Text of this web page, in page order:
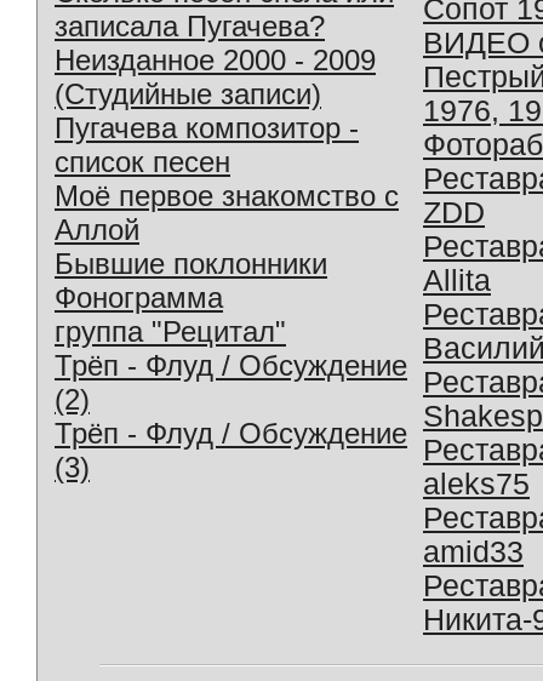
записала Пугачева?
Неизданное 2000 - 2009
(Студийные записи)
Пугачева композитор -
список песен
Моё первое знакомство с
Аллой
Бывшие поклонники
Фонограмма
группа "Рецитал"
Трёп - Флуд / Обсуждение
(2)
Трёп - Флуд / Обсуждение
(3)
Сопот
ВИДЕО
1976,
ZDD
Allita
aleks75
amid33
Никита-